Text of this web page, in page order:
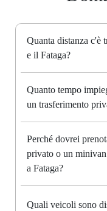
Quanta distanza c'è
e il Fataga?
Quanto tempo
un trasferimento
Perché dovrei
privato o un
a Fataga?
Quali veicoli sono